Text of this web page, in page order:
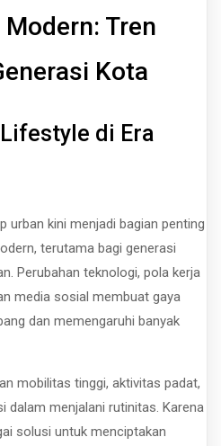
Tren
Kota
di Era
urban kini menjadi bagian penting
terutama bagi generasi
Perubahan teknologi, pola kerja
media sosial membuat gaya
dan memengaruhi banyak
mobilitas tinggi, aktivitas padat,
dalam menjalani rutinitas. Karena
solusi untuk menciptakan